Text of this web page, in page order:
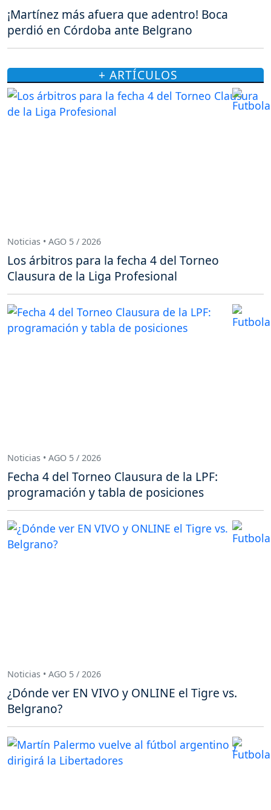
¡Martínez más afuera que adentro! Boca
perdió en Córdoba ante Belgrano
+ ARTÍCULOS
Noticias • AGO 5 / 2026
Los árbitros para la fecha 4 del Torneo
Clausura de la Liga Profesional
Noticias • AGO 5 / 2026
Fecha 4 del Torneo Clausura de la LPF:
programación y tabla de posiciones
Noticias • AGO 5 / 2026
¿Dónde ver EN VIVO y ONLINE el Tigre vs.
Belgrano?